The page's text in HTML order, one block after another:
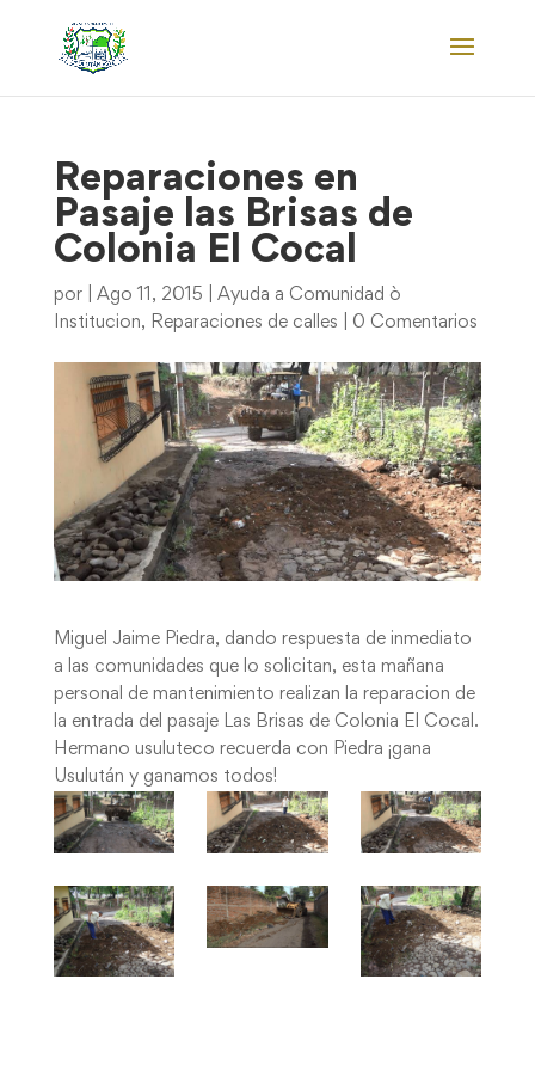
Reparaciones en
Pasaje las Brisas de
Colonia El Cocal
por Ago 11, 2015
Ayuda a Comunidad ò
Institucion, Reparaciones de calles 0 Comentarios
Miguel Jaime Piedra, dando respuesta de inmediato
a las comunidades que lo solicitan, esta mañana
personal de mantenimiento realizan la reparacion de
la entrada del pasaje Las Brisas de Colonia El Cocal.
Hermano usuluteco recuerda con Piedra ¡gana
Usulután y ganamos todos!